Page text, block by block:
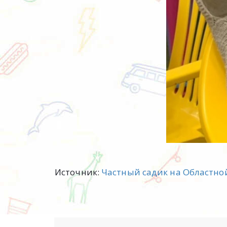
Источник: Частный садик на